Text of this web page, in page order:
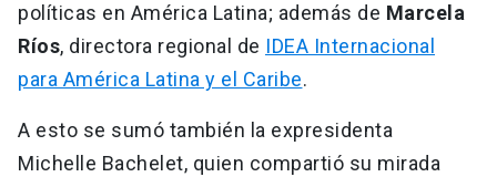
políticas en América Latina; además de Marcela
Ríos, directora regional de IDEA Internacional
para América Latina y el Caribe.
A esto se sumó también la expresidenta
Michelle Bachelet, quien compartió su mirada